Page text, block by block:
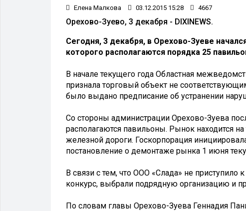
Елена Малкова 03.12.2015 15:28 4667
Орехово-Зуево, 3 декабря - DIXINEWS.
Сегодня, 3 декабря, в Орехово-Зуеве
которого располагаются порядка 25
В начале текущего года Областная
признала торговый объект не
было выдано предписание об устранении
Со стороны администрации Орехово-Зуева
располагаются павильоны. Рынок находится
железной дороги. Госкорпорация
постановление о демонтаже рынка 1 июня
В связи с тем, что ООО «Слада» не
конкурс, выбрали подрядную организацию и
По словам главы Орехово-Зуева Геннадия